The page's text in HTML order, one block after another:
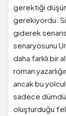
gerektiği
gerekiyordu.
giderek
senaryosunu
daha farklı bir
roman
ancak bu
sadece
oluşturduğu